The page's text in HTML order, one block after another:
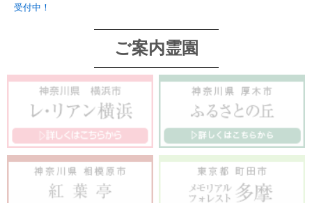
受付中！
ご案内霊園